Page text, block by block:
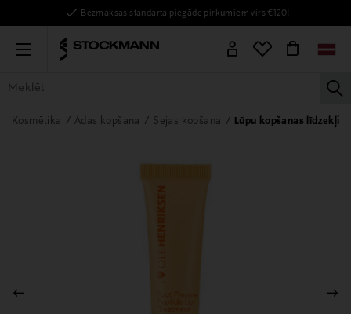
Bezmaksas standarta piegāde pirkumiem virs €120!
Menu
VISAS PRECES SIEVIETĒM VĪRIEŠIEM BĒRNIEM MĀJAI
Kosmētika Ādas kopšana Sejas kopšana Lūpu kopšanas līdzekļi